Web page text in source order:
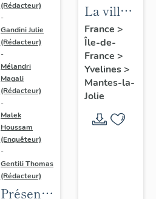
(Rédacteur)
-
Gandini Julie
(Rédacteur)
-
Mélandri
Magali
(Rédacteur)
-
Malek
Houssam
(Enquêteur)
-
Gentili Thomas
(Rédacteur)
Présentation
La ville
de
Mantes-
la-Jolie
France >
Île-de-
France >
Yvelines>
Mantes-la-
Jolie